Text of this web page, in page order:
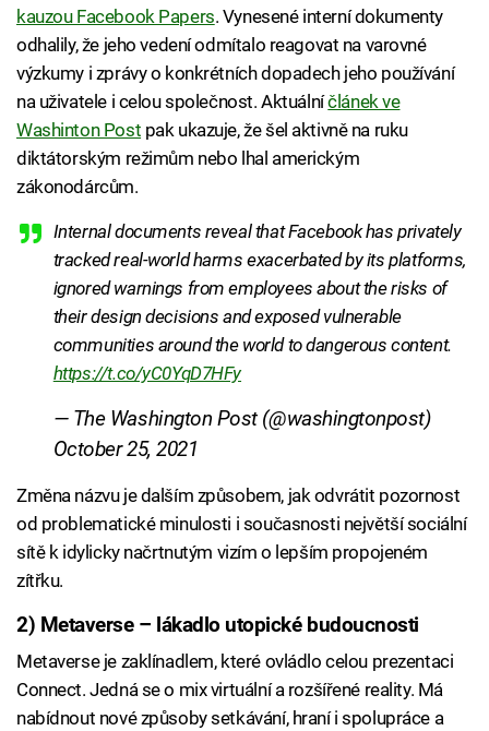
kauzou Facebook Papers. Vynesené interní dokumenty
odhalily, že jeho vedení odmítalo reagovat na varovné
výzkumy i zprávy o konkrétních dopadech jeho používání
na uživatele i celou společnost. Aktuálníčlánek ve
Washinton Post pak ukazuje, že šel aktivně na ruku
diktátorským režimům nebo lhal americkým
zákonodárcům.
Internal documents reveal that Facebook has privately
tracked real-world harms exacerbated by its platforms,
ignored warnings from employees about the risks of
their design decisions and exposed vulnerable
communities around the world to dangerous content.
https://t.co/yC0YqD7HFy
— The Washington Post (@washingtonpost)
October 25, 2021
Změna názvu je dalším způsobem, jak odvrátit pozornost
od problematické minulosti i současnosti největší sociální
sítě k idylicky načrtnutým vizím o lepším propojeném
zítřku.
2) Metaverse – lákadlo utopické budoucnosti
Metaverse je zaklínadlem, které ovládlo celou prezentaci
Connect. Jedná se o mix virtuální a rozšířené reality. Má
nabídnout nové způsoby setkávání, hraní i spolupráce a